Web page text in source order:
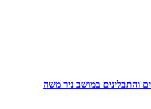
והתבלינים במושב ניר משה